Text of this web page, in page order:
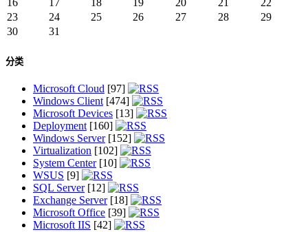
16
17 18 19 20 21
22
23
24 25 26 27 28
29
30
31
分类
Microsoft Cloud [97]
Windows Client[474]
Microsoft Devices [13]
Deployment[160]
Windows Server[152]
Virtualization [102]
System Center[10]
WSUS [9]
SQL Server[12]
Exchange Server[18]
Microsoft Office [39]
Microsoft IIS [42]